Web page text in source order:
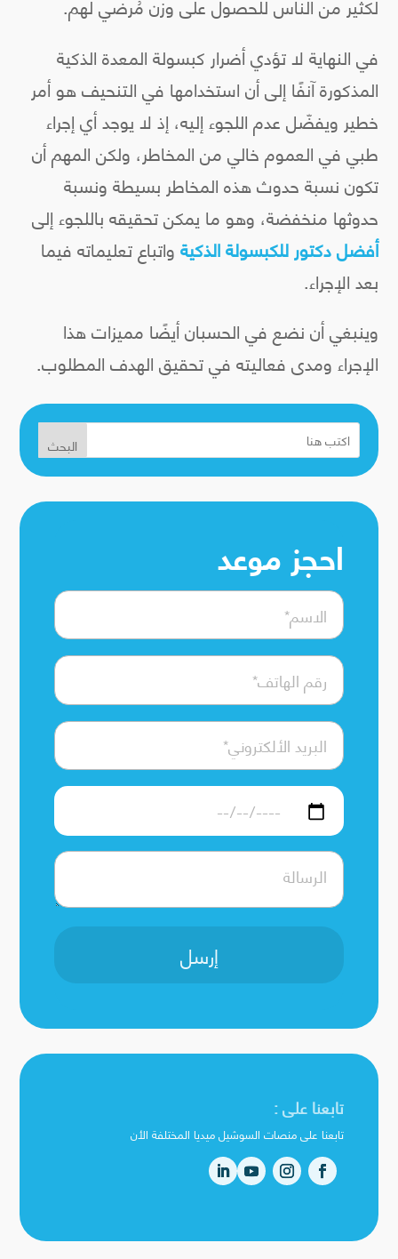
البحث
احجز موعد
إرسل
تابعنا على :
تابعنا على منصات السوشيل ميديا المختلفة الأن
في النهاية لا تؤدي أضرار كبسولة المعدة الذكية
المذكورة آنفًا إلى أن استخدامها في التنحيف هو أمر
خطير ويفضّل عدم اللجوء إليه، إذ لا يوجد أي إجراء
طبي في العموم خالي من المخاطر، ولكن المهم أن
تكون نسبة حدوث هذه المخاطر بسيطة ونسبة
حدوثها منخفضة، وهو ما يمكن تحقيقه باللجوء إلى
أفضل دكتور للكبسولة الذكيةواتباع تعليماته فيما
بعد الإجراء.
وينبغي أن نضع في الحسبان أيضًا مميزات هذا
الإجراء ومدى فعاليته في تحقيق الهدف المطلوب.